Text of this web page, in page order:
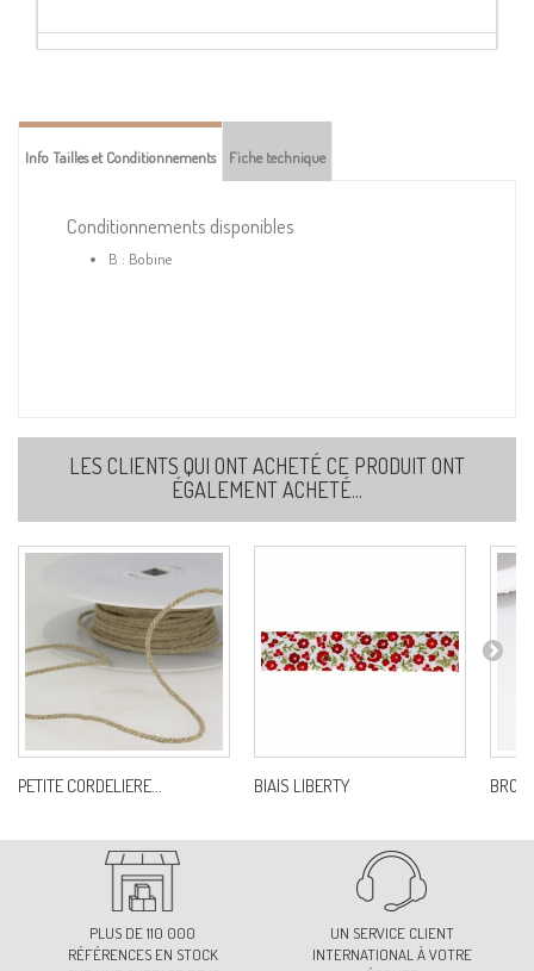
16
Ref: S7426B0C53
Ref: S7426B0C56
58
Ref: S7426B0C58
Info Tailles et Conditionnements Fiche technique
Conditionnements disponibles
B : Bobine
LES CLIENTS QUI ONT ACHETÉ CE PRODUIT ONT
ÉGALEMENT ACHETÉ...
PETITE CORDELIERE... BIAIS LIBERTY
PLUS DE 110 000
RÉFÉRENCES EN STOCK
UN SERVICE CLIENT
INTERNATIONAL À VOTRE